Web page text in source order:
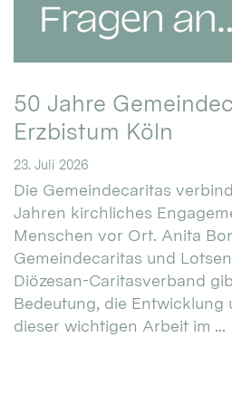
50 Jahre
Erzbistum Köln
23. Juli 2026
Die Gemeindecaritas
Jahren kirchliches
Menschen vor Ort. Anita
Gemeindecaritas und
Diözesan-Caritasverband
Bedeutung, die Entwicklung
dieser wichtigen Arbeit im ...